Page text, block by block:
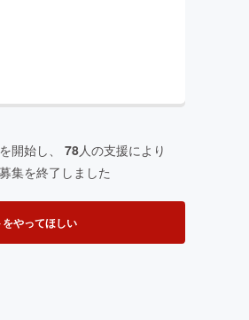
開始し、 78人の支援により
集を終了しました
やってほしい